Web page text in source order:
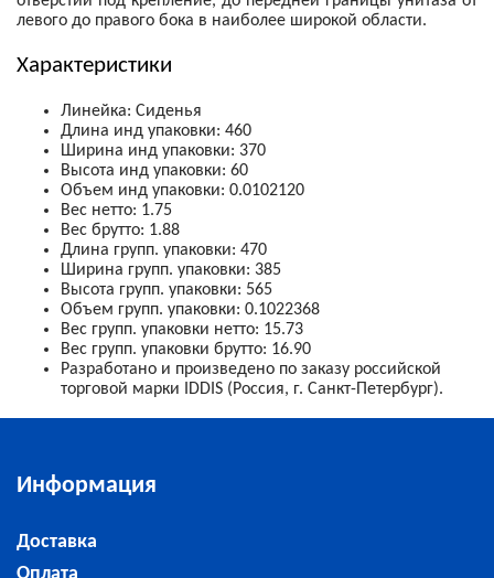
левого до правого бока в наиболее широкой области.
Характеристики
Линейка: Сиденья
Длина инд упаковки: 460
Ширина инд упаковки: 370
Высота инд упаковки: 60
Объем инд упаковки: 0.0102120
Вес нетто: 1.75
Вес брутто: 1.88
Длина групп. упаковки: 470
Ширина групп. упаковки: 385
Высота групп. упаковки: 565
Объем групп. упаковки: 0.1022368
Вес групп. упаковки нетто: 15.73
Вес групп. упаковки брутто: 16.90
Разработано и произведено по заказу российской
торговой марки IDDIS (Россия, г. Санкт-Петербург).
Информация
Доставка